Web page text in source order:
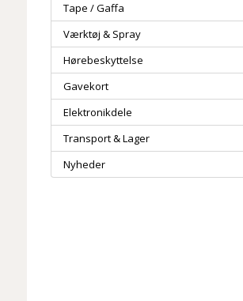
Tape / Gaffa
Værktøj & Spray
Hørebeskyttelse
Gavekort
Elektronikdele
Transport & Lager
Nyheder